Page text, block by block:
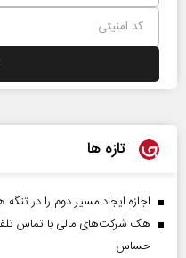
تازه ها
اجازه ایجاد مسیر دوم را در
هک شرکت‌های مالی با تماس
حساس